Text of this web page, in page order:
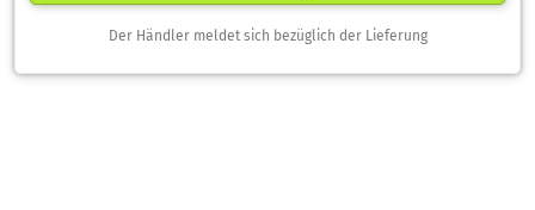
Der Händler meldet sich bezüglich der Lieferung